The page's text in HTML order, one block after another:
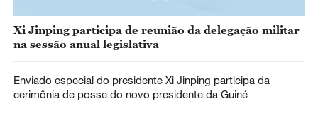
Xi Jinping participa de reunião da delegação militar
na sessão anual legislativa
Enviado especial do presidente Xi Jinping participa da
cerimônia de posse do novo presidente da Guiné